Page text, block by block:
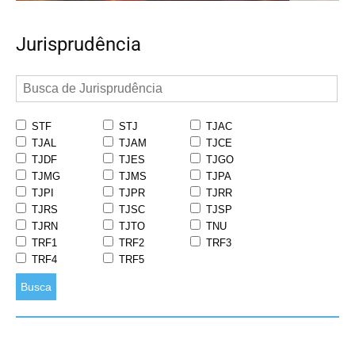
Jurisprudência
STF STJ
TJAC
TJAL
TJAM
TJCE
TJDF
TJES
TJGO
TJMG
TJMS
TJPA
TJPI
TJPR
TJRR
TJRS
TJSC
TJSP
TJRN
TJTO
TNU
TRF1
TRF2
TRF3
TRF4
TRF5
Busca